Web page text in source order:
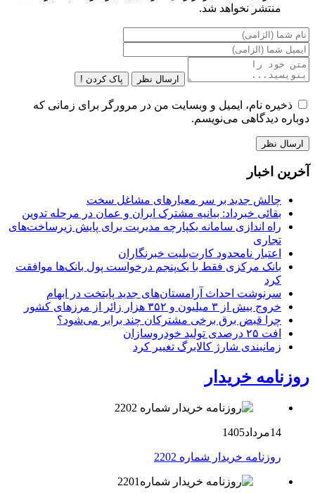
منتشر نخواهد شد.
ارسال نظر پاک کردن !
ذخیره نام، ایمیل و وبسایت من در مرورگر برای زمانی که
دوباره دیدگاهی می‌نویسم.
آخرین اخبار
چالش جدید بر سر معیارهای مشاغل سخت
بقائی خبرداد: بیانیه مشترک ایران و عمان در مرحله تدوین
راه اندازی سامانه یکپارچه مدیریت برای پایش زیرساخت‌های
تجاری
اعتبار نامحدود کارت‌بلیت خبرنگاران
بانک مرکزی فقط با یک‌‎پنجم درخواست پول بانک‌ها موافقت
کرد
سرنوشت احداث آرامستان‌های جدید پایتخت در ابهام
خروج بیش از ۳ میلیون و ۳۵۲ هزار زائر از مرزهای کشور
چرا قبض برق برخی مشترکان چند برابر می‌شود؟
افت ۲۵ درصدی تولید خودروسازان
زمانبندی شارژ کالابرگ تغییر کرد
روزنامه خریدار
14مرداد1405
روزنامه خریدار شماره 2202